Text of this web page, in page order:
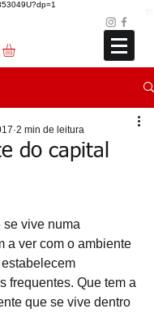
do capital
2 min de leitura
se vive numa
a ver com o ambiente
frequentes. Que tem a
que se vive dentro